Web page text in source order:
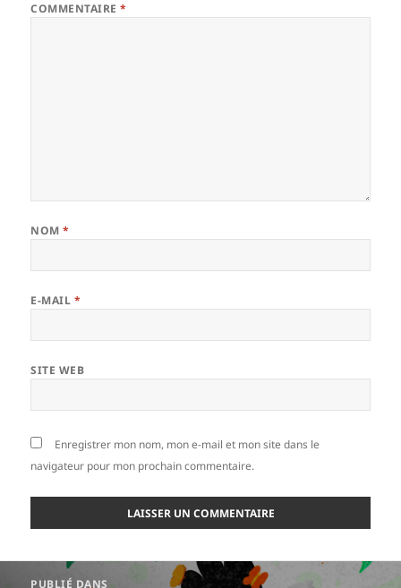
COMMENTAIRE*
NOM*
E-MAIL *
SITE WEB
Enregistrer mon nom, mon e-mail et mon site dans le
navigateur pour mon prochain commentaire.
Navigation
PUBLIÉ DANS